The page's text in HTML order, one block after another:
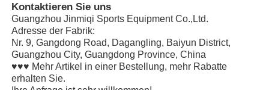
Kontaktieren Sie uns
Guangzhou Jinmiqi Sports Equipment Co.,Ltd.
Adresse der Fabrik:
Nr. 9, Gangdong Road, Dagangling, Baiyun District,
Guangzhou City, Guangdong Province, China
♥♥♥ Mehr Artikel in einer Bestellung, mehr Rabatte
erhalten Sie.